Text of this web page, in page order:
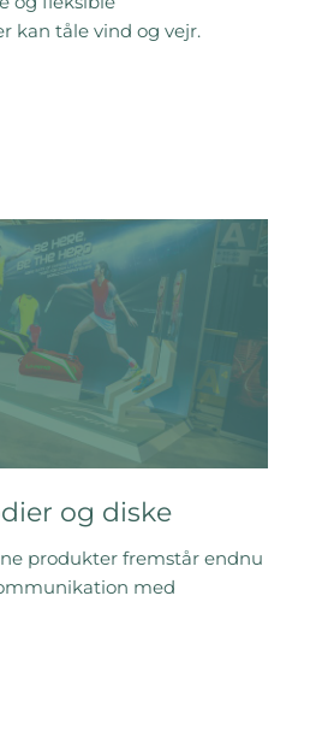
kan tåle vind og vejr.
og diske
produkter fremstår endnu
med